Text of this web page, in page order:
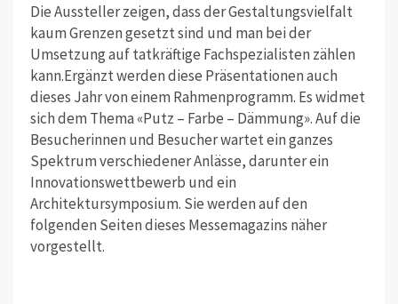
Die Aussteller zeigen, dass der Gestaltungsvielfalt
kaum Grenzen gesetzt sind und man bei der
Umsetzung auf tatkräftige Fachspezialisten zählen
kann.Ergänzt werden diese Präsentationen auch
dieses Jahr von einem Rahmenprogramm. Es widmet
sich dem Thema «Putz – Farbe – Dämmung». Auf die
Besucherinnen und Besucher wartet ein ganzes
Spektrum verschiedener Anlässe, darunter ein
Innovationswettbewerb und ein
Architektursymposium. Sie werden auf den
folgenden Seiten dieses Messemagazins näher
vorgestellt.